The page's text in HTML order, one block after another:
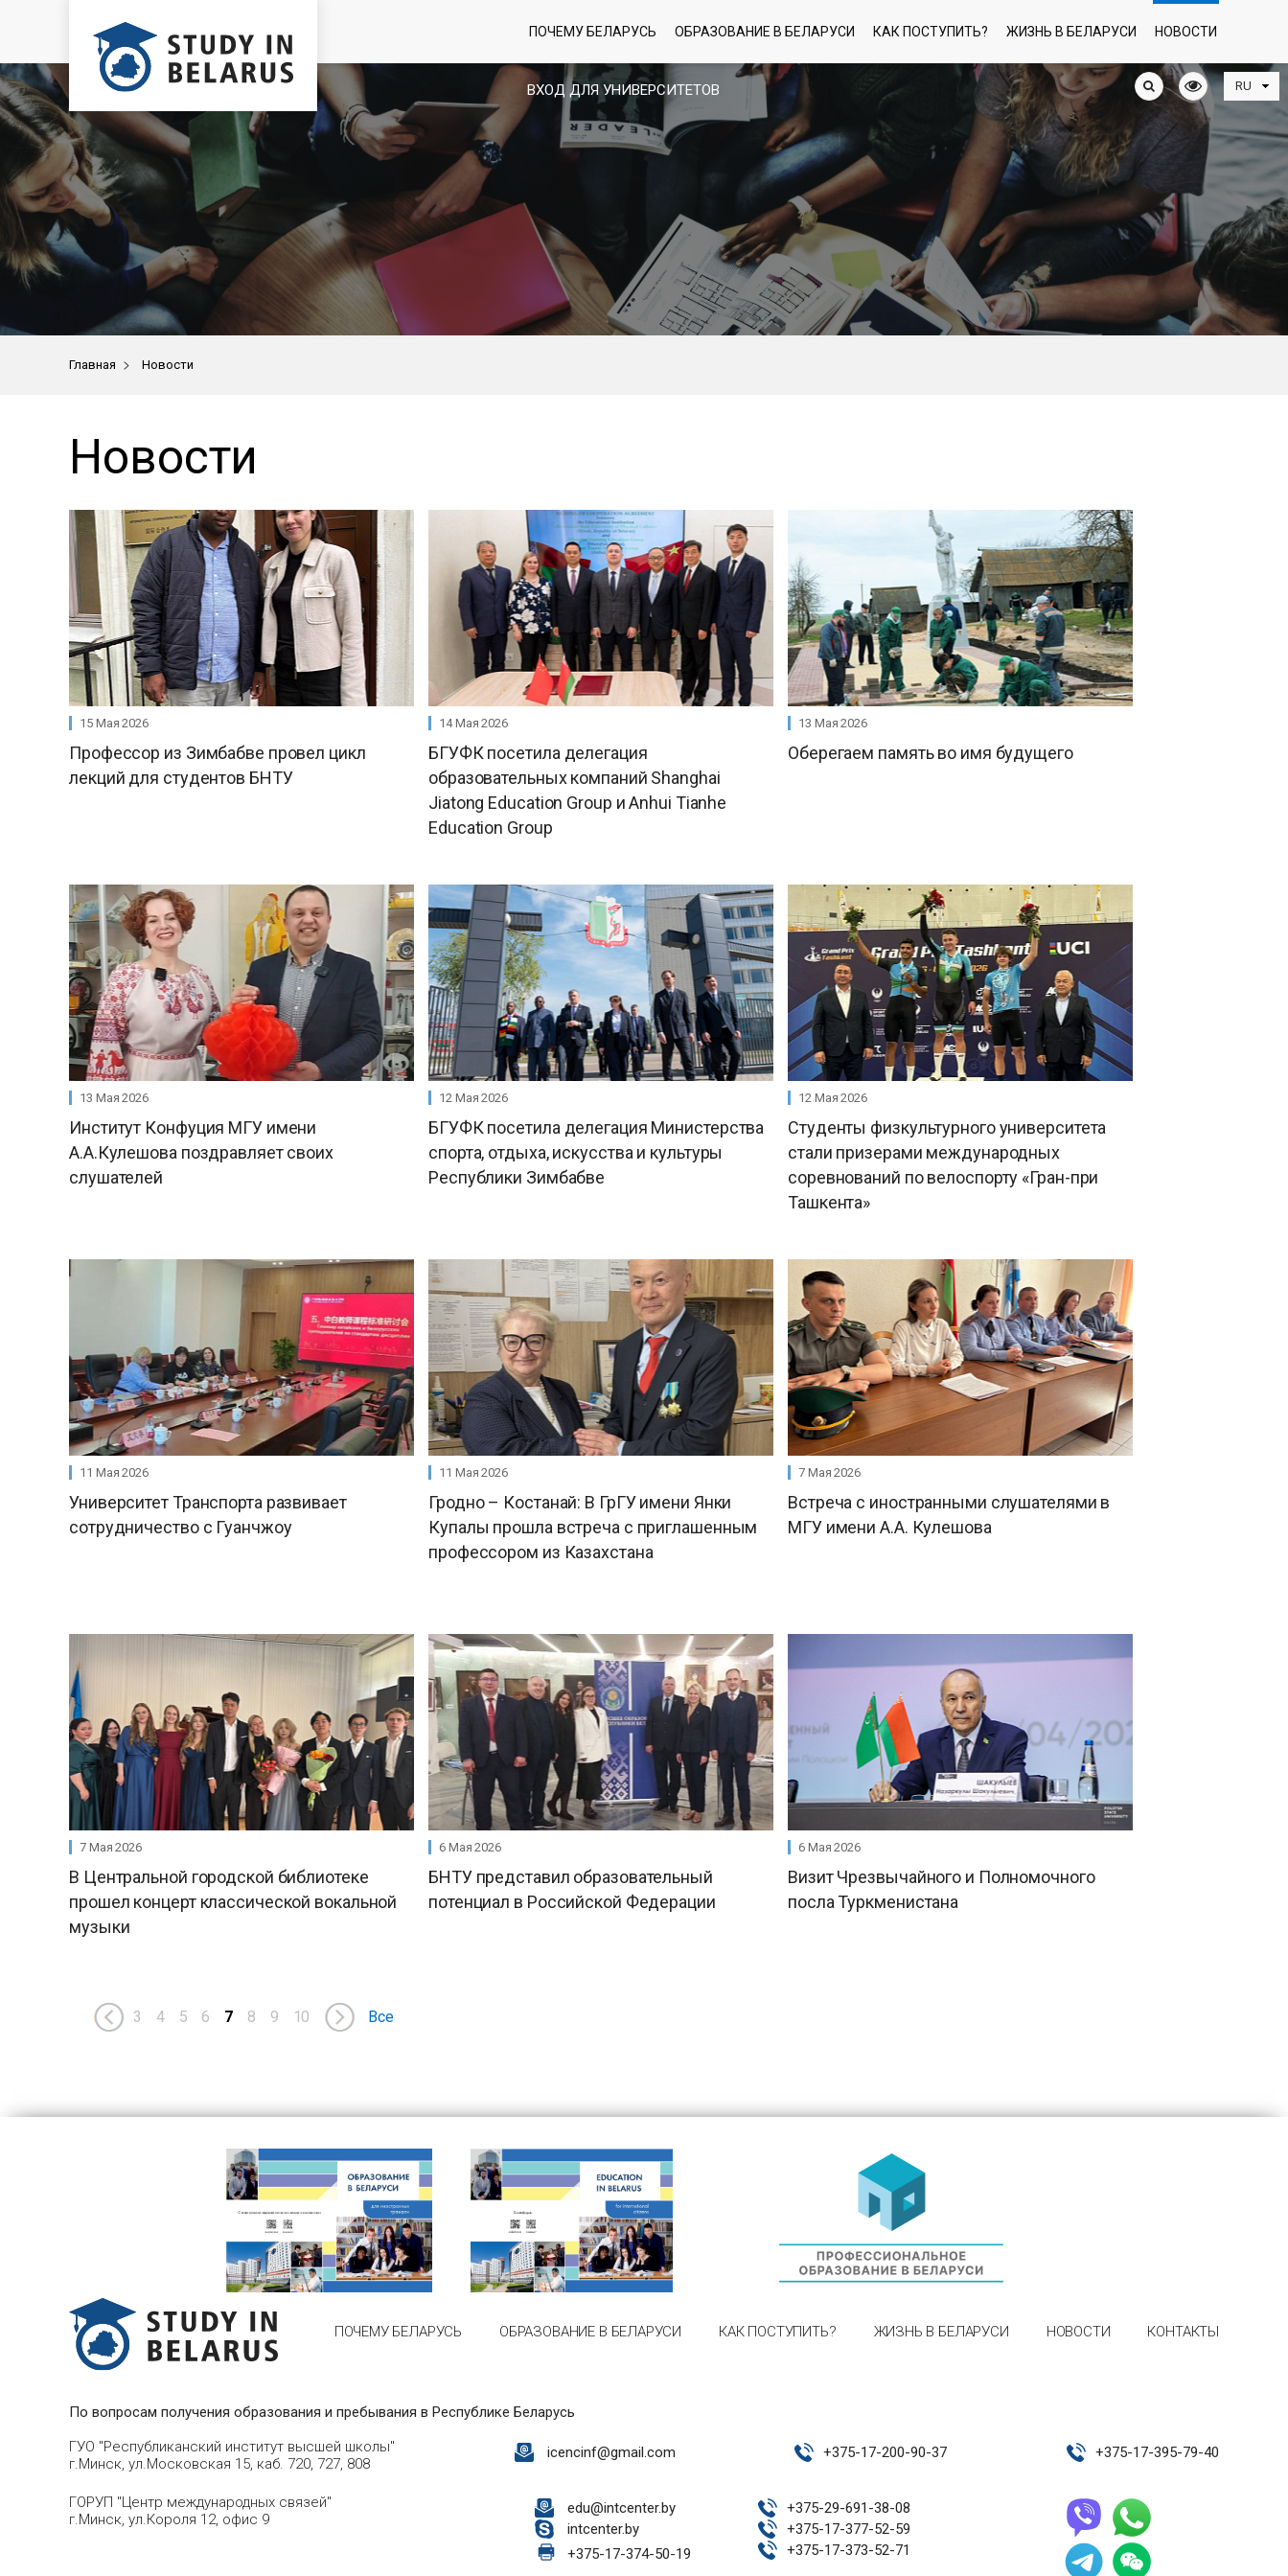
ВХОД ДЛЯ УНИВЕРСИТЕТОВ
ПОЧЕМУ БЕЛАРУСЬ ОБРАЗОВАНИЕ В БЕЛАРУСИ КАК ПОСТУПИТЬ? ЖИЗНЬ В БЕЛАРУСИ НОВОСТИ
Главная > Новости
Новости
15 Мая 2026
Профессор из Зимбабве провел цикл
лекций для студентов БНТУ
14 Мая 2026
БГУФК посетила делегация
образовательных компаний Shanghai
Jiatong Education Group и Anhui Tianhe
Education Group
13 Мая 2026
Оберегаем память во имя будущего
13 Мая 2026
Институт Конфуция МГУ имени
А.А.Кулешова поздравляет своих
слушателей
12 Мая 2026
БГУФК посетила делегация Министерства
спорта, отдыха, искусства и культуры
Республики Зимбабве
12 Мая 2026
Студенты физкультурного университета
стали призерами международных
соревнований по велоспорту «Гран-при
Ташкента»
11 Мая 2026
Университет Транспорта развивает
сотрудничество с Гуанчжоу
11 Мая 2026
Гродно – Костанай: В ГрГУ имени Янки
Купалы прошла встреча с приглашенным
профессором из Казахстана
7 Мая 2026
Встреча с иностранными слушателями в
МГУ имени А.А. Кулешова
7 Мая 2026
В Центральной городской библиотеке
прошел концерт классической вокальной
музыки
6 Мая 2026
БНТУ представил образовательный
потенциал в Российской Федерации
6 Мая 2026
Визит Чрезвычайного и Полномочного
посла Туркменистана
3 4 5 6 7 8 9 10 Все
ПОЧЕМУ БЕЛАРУСЬ ОБРАЗОВАНИЕ В БЕЛАРУСИ КАК ПОСТУПИТЬ? ЖИЗНЬ В БЕЛАРУСИ НОВОСТИ КОНТАКТЫ
По вопросам получения образования и пребывания в Республике Беларусь
ГУО "Республиканский институт высшей школы"
г.Минск, ул.Московская 15, каб. 720, 727, 808
icencinf@gmail.com +375-17-200-90-37 +375-17-395-79-40
ГОРУП "Центр международных связей"
г.Минск, ул.Короля 12, офис 9
edu@intcenter.by
intcenter.by
+375-17-374-50-19
+375-29-691-38-08
+375-17-377-52-59
+375-17-373-52-71